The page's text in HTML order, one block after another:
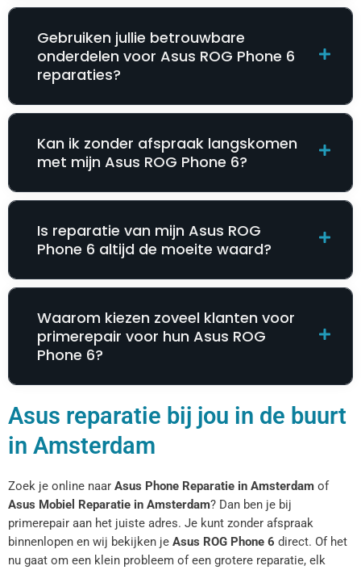
Gebruiken jullie betrouwbare
onderdelen voor Asus ROG Phone 6
reparaties?
Kan ik zonder afspraak langskomen
met mijn Asus ROG Phone 6?
Is reparatie van mijn Asus ROG
Phone 6 altijd de moeite waard?
Waarom kiezen zoveel klanten voor
primerepair voor hun Asus ROG
Phone 6?
Asus reparatie bij jou in de buurt
in Amsterdam
Zoek je online naar Asus Phone Reparatie in Amsterdam of
Asus Mobiel Reparatie in Amsterdam? Dan ben je bij
primerepair aan het juiste adres. Je kunt zonder afspraak
binnenlopen en wij bekijken je Asus ROG Phone 6 direct. Of het
nu gaat om een klein probleem of een grotere reparatie, elk